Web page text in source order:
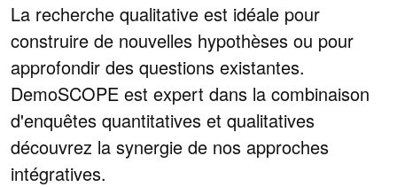
La recherche qualitative est idéale pour
construire de nouvelles hypothèses ou pour
approfondir des questions existantes.
DemoSCOPE est expert dans la combinaison
d'enquêtes quantitatives et qualitatives
découvrez la synergie de nos approches
intégratives.